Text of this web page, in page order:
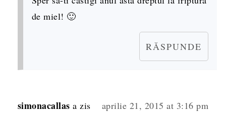
de miel! 🙂
RĂSPUNDE
simonacallas a zis aprilie 21, 2015 at 3:16 pm